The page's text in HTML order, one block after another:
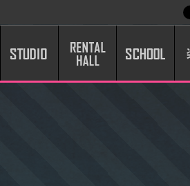
2010年で20周年を迎え、日本最古のクラブとして京都の